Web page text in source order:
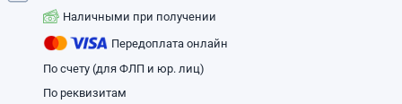
Наличными при получении
Передоплата онлайн
По счету (для ФЛП и юр. лиц)
По реквизитам